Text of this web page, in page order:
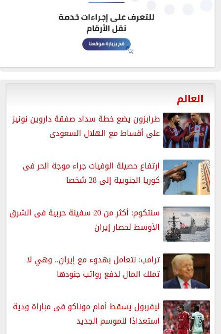
العالم
طرابزون يضع خطة سداد صفقة داروين نونيز
على أقساط مع الهلال السعودى
ارتفاع حصيلة الوفيات جراء موجة الحر فى
كوريا الجنوبية إلى 28 شخصا
سنتكوم: أكثر من 20 سفينة حربية فى الشرق
الأوسط لحصار إيران
ترامب: نتعامل بهدوء مع إيران.. وهي لا
تملك المال لدفع رواتب جنودها
ليفربول يسقط أمام موناكو فى مباراة ودية
استعدادًا للموسم الجديد